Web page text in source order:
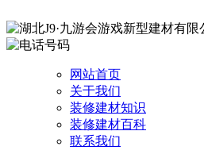
网站首页
关于我们
装修建材知识
装修建材百科
联系我们